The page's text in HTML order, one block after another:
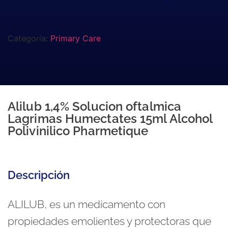
Categoría: Primary Care
Alilub 1,4% Solucion oftalmica
Lagrimas Humectates 15ml Alcohol
Polivinilico Pharmetique
Descripción
ALILUB, es un medicamento con
propiedades emolientes y protectoras que